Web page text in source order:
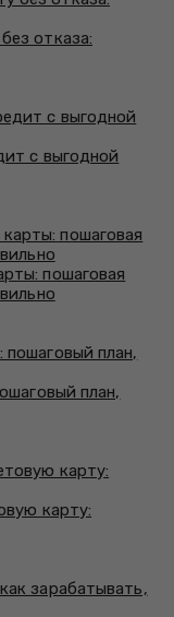
отказа:
с выгодной
пошаговая
план,
карту: